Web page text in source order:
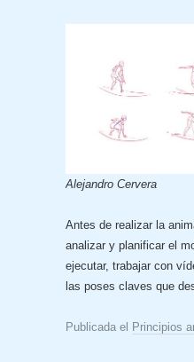
Alejandro Cervera
Antes de realizar la
analizar y planificar el
ejecutar, trabajar con
las poses claves que
Publicada el Principios